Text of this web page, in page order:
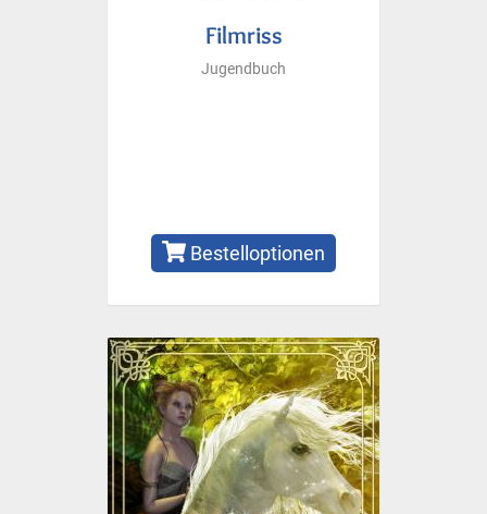
Filmriss
Jugendbuch
Bestelloptionen